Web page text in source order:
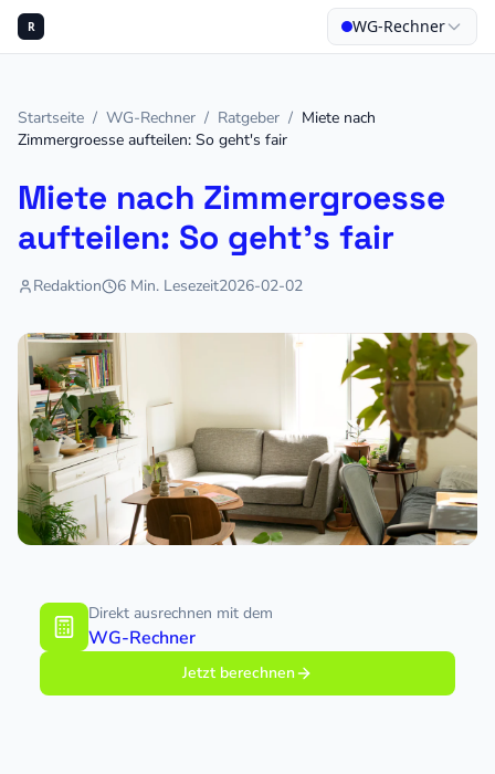
R WG-Rechner
Startseite / WG-Rechner / Ratgeber / Miete nach
Zimmergroesse aufteilen: So geht's fair
Miete nach Zimmergroesse
aufteilen: So geht's fair
Redaktion 6 Min. Lesezeit2026-02-02
Direkt ausrechnen mit dem
WG-Rechner
Jetzt berechnen